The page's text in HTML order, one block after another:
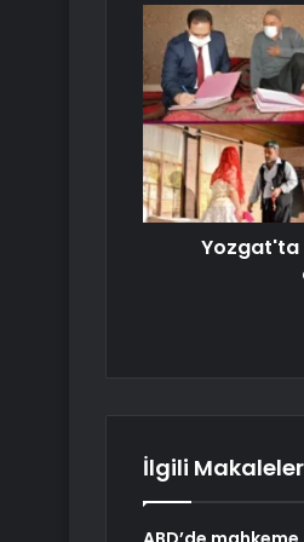
Yozgat'ta
İlgili Makaleler